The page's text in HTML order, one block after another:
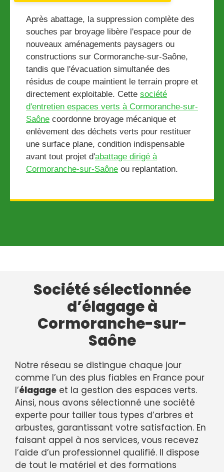
Après abattage, la suppression complète des
souches par broyage libère l'espace pour de
nouveaux aménagements paysagers ou
constructions sur Cormoranche-sur-Saône,
tandis que l'évacuation simultanée des
résidus de coupe maintient le terrain propre et
directement exploitable. Cette société
d'entretien espaces verts à Cormoranche-sur-
Saône coordonne broyage mécanique et
enlèvement des déchets verts pour restituer
une surface plane, condition indispensable
avant tout projet d'abattage dirigé à
Cormoranche-sur-Saône ou replantation.
Société sélectionnée
d’élagage à
Cormoranche-sur-
Saône
Notre réseau se distingue chaque jour
comme l’un des plus fiables en France pour
l’élagage et la gestion des espaces verts.
Ainsi, nous avons sélectionné une société
experte pour tailler tous types d’arbres et
arbustes, garantissant votre satisfaction. En
faisant appel à nos services, vous recevez
l’aide d’un professionnel qualifié. Il dispose
de tout le matériel et des formations